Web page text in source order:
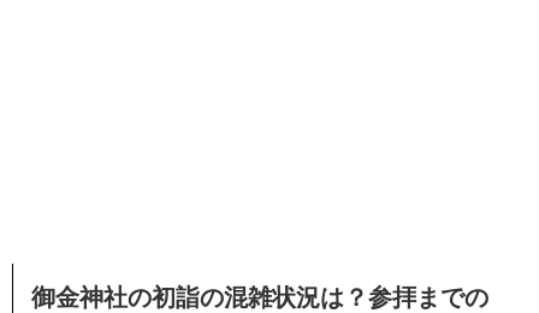
御金神社の初詣の混雑状況は？参拝までの